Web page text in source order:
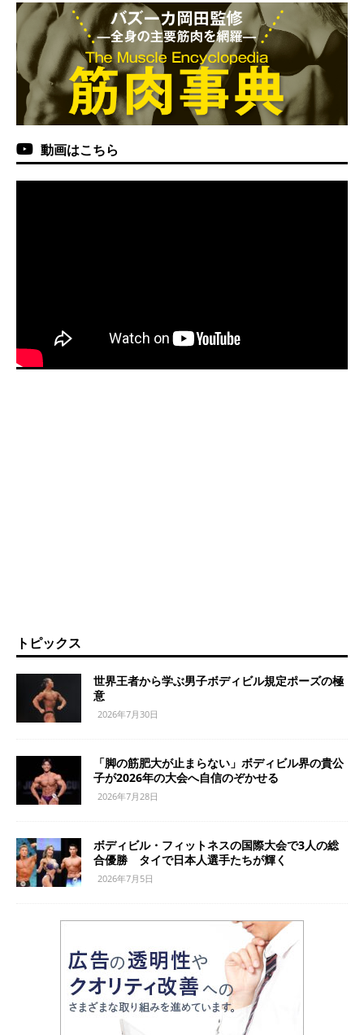
動画はこちら
トピックス
世界王者から学ぶ男子ボディビル規定ポーズの極
意
2026年7月30日
「脚の筋肥大が止まらない」ボディビル界の貴公
子が2026年の大会へ自信のぞかせる
2026年7月28日
ボディビル・フィットネスの国際大会で3人の総
合優勝 タイで日本人選手たちが輝く
2026年7月5日